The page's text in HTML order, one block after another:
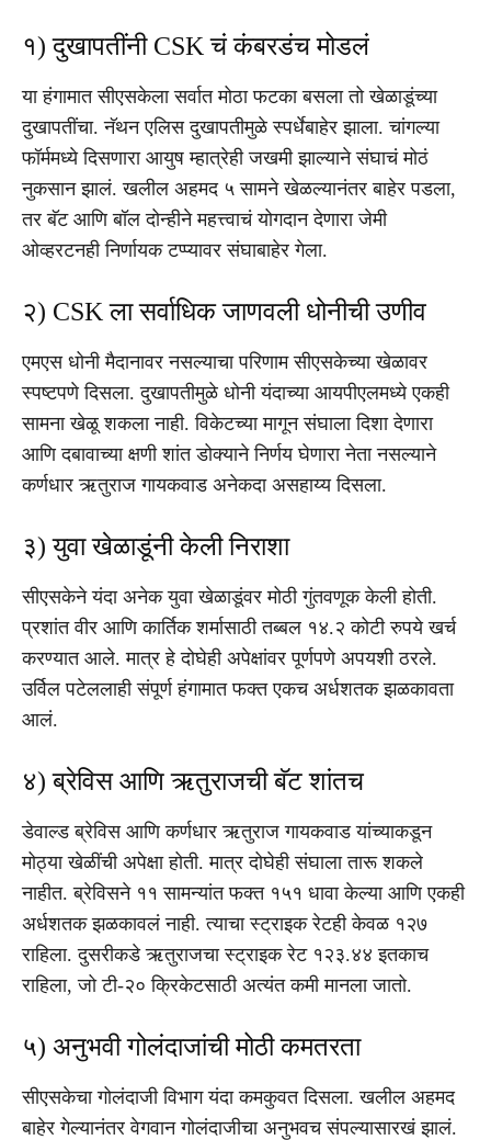
१) दुखापतींनी CSK चं कंबरडंच मोडलं
या हंगामात सीएसकेला सर्वात मोठा फटका बसला तो खेळाडूंच्या
दुखापतींचा. नॅथन एलिस दुखापतीमुळे स्पर्धेबाहेर झाला. चांगल्या
फॉर्ममध्ये दिसणारा आयुष म्हात्रेही जखमी झाल्याने संघाचं मोठं
नुकसान झालं. खलील अहमद ५ सामने खेळल्यानंतर बाहेर पडला,
तर बॅट आणि बॉल दोन्हीने महत्त्वाचं योगदान देणारा जेमी
ओव्हरटनही निर्णायक टप्प्यावर संघाबाहेर गेला.
२) CSK ला सर्वाधिक जाणवली धोनीची उणीव
एमएस धोनी मैदानावर नसल्याचा परिणाम सीएसकेच्या खेळावर
स्पष्टपणे दिसला. दुखापतीमुळे धोनी यंदाच्या आयपीएलमध्ये एकही
सामना खेळू शकला नाही. विकेटच्या मागून संघाला दिशा देणारा
आणि दबावाच्या क्षणी शांत डोक्याने निर्णय घेणारा नेता नसल्याने
कर्णधार ऋतुराज गायकवाड अनेकदा असहाय्य दिसला.
३) युवा खेळाडूंनी केली निराशा
सीएसकेने यंदा अनेक युवा खेळाडूंवर मोठी गुंतवणूक केली होती.
प्रशांत वीर आणि कार्तिक शर्मासाठी तब्बल १४.२ कोटी रुपये खर्च
करण्यात आले. मात्र हे दोघेही अपेक्षांवर पूर्णपणे अपयशी ठरले.
उर्विल पटेललाही संपूर्ण हंगामात फक्त एकच अर्धशतक झळकावता
आलं.
४) ब्रेविस आणि ऋतुराजची बॅट शांतच
डेवाल्ड ब्रेविस आणि कर्णधार ऋतुराज गायकवाड यांच्याकडून
मोठ्या खेळींची अपेक्षा होती. मात्र दोघेही संघाला तारू शकले
नाहीत. ब्रेविसने ११ सामन्यांत फक्त १५१ धावा केल्या आणि एकही
अर्धशतक झळकावलं नाही. त्याचा स्ट्राइक रेटही केवळ १२७
राहिला. दुसरीकडे ऋतुराजचा स्ट्राइक रेट १२३.४४ इतकाच
राहिला, जो टी-२० क्रिकेटसाठी अत्यंत कमी मानला जातो.
५) अनुभवी गोलंदाजांची मोठी कमतरता
सीएसकेचा गोलंदाजी विभाग यंदा कमकुवत दिसला. खलील अहमद
बाहेर गेल्यानंतर वेगवान गोलंदाजीचा अनुभवच संपल्यासारखं झालं.